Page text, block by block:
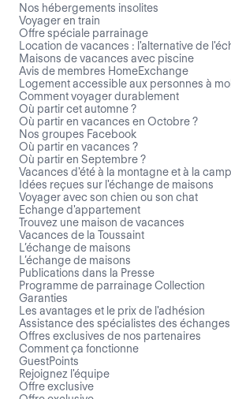
Nos hébergements insolites
Voyager en train
Offre spéciale parrainage
Location de vacances : l'alternative de
Maisons de vacances avec piscine
Avis de membres HomeExchange
Logement accessible aux personnes à
Comment voyager durablement
Où partir cet automne ?
Où partir en vacances en Octobre ?
Nos groupes Facebook
Où partir en vacances ?
Où partir en Septembre ?
Vacances d'été à la montagne et à la
Idées reçues sur l'échange de maisons
Voyager avec son chien ou son chat
Echange d'appartement
Trouvez une maison de vacances
Vacances de la Toussaint
L’échange de maisons
L’échange de maisons
Publications dans la Presse
Programme de parrainage Collection
Garanties
Les avantages et le prix de l'adhésion
Assistance des spécialistes des échanges
Offres exclusives de nos partenaires
Comment ça fonctionne
GuestPoints
Rejoignez l'équipe
Offre exclusive